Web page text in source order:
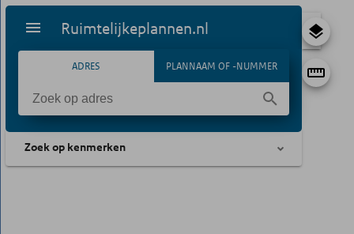
Ruimtelijkeplannen.nl
ADRES PLANNAAM OF -NUMMER
Zoek op kenmerken